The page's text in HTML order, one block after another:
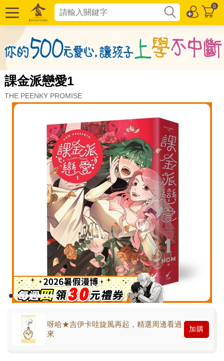
0
課金派戀愛1
THE PEENKY PROMISE
呀哈★吉伊卡哇旋風再起，精選周邊看過
來
加購